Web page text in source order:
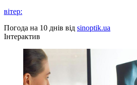
вітер:
Погода на 10 днів від sinoptik.ua
Інтерактив